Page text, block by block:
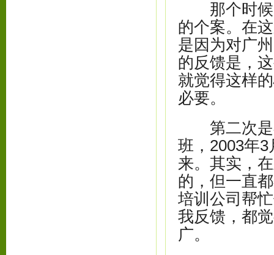
那个时候
的个案。在
是因为对广
的反馈是，
就觉得这样
必要。
第二次是
班，2003年
来。其实，
的，但一直
培训公司帮
我反馈，都
广。